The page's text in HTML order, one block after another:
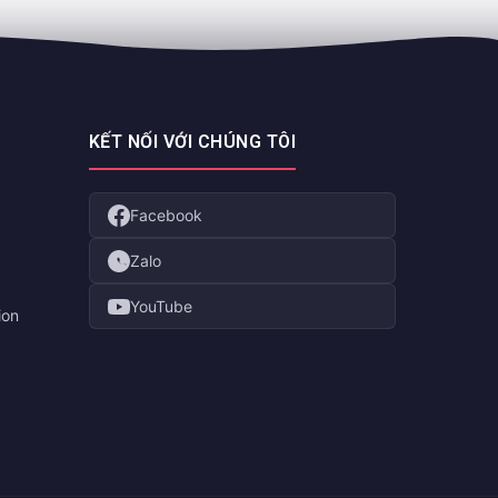
KẾT NỐI VỚI CHÚNG TÔI
Facebook
Zalo
YouTube